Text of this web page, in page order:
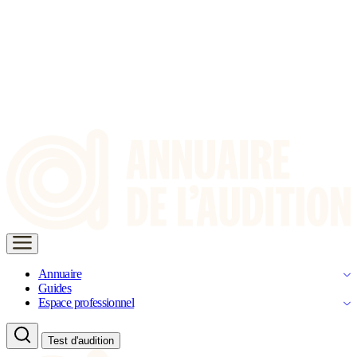
Annuaire
Guides
Espace professionnel
Test d'audition